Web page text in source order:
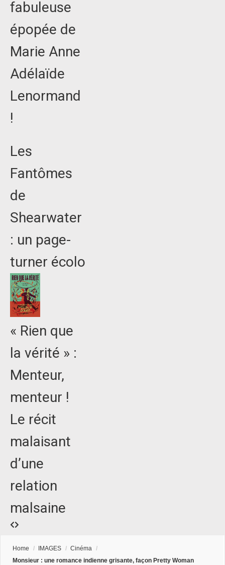
fabuleuse
épopée de
Marie Anne
Adélaïde
Lenormand
!
Les
Fantômes
de
Shearwater
: un page-
turner écolo
« Rien que
la vérité » :
Menteur,
menteur !
Le récit
malaisant
d’une
relation
malsaine
Home / IMAGES / Cinéma /
Monsieur : une romance indienne grisante, façon Pretty Woman